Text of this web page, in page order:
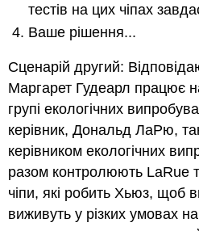
тестів на цих чіпах
Ваше рішення...
Сценарій другий:
Маргарет Гудеарл працює
групі екологічних
керівник, Дональд ЛаРю,
керівником екологічних
разом контролюють LaRue
чіпи, які робить Хьюз, щоб
виживуть у різких умовах